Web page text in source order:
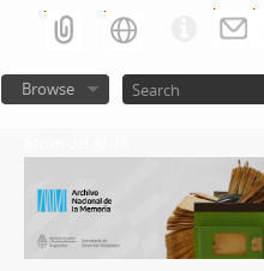
Browse